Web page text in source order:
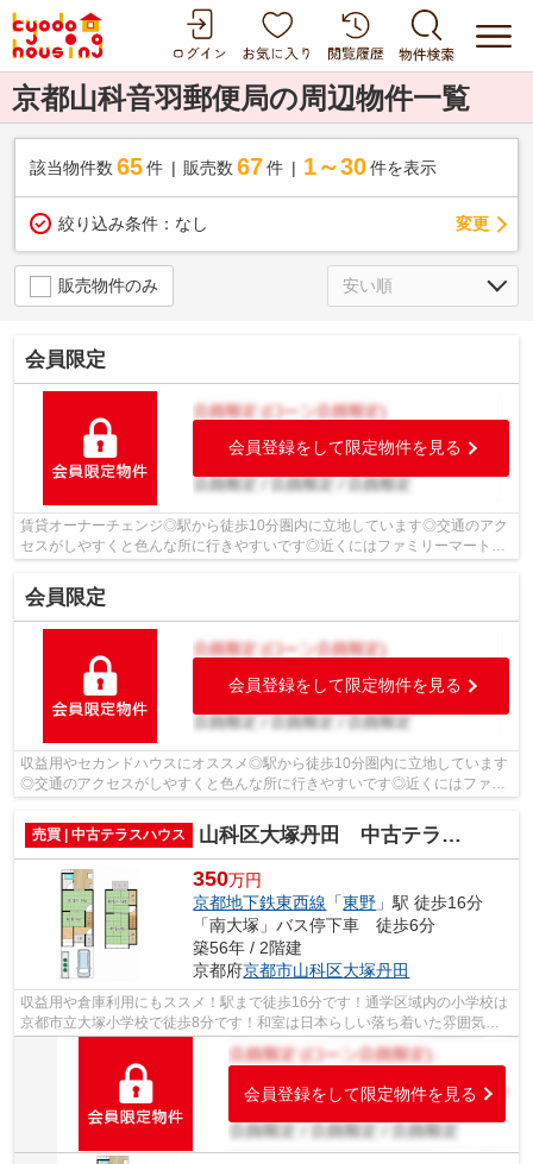
京都山科音羽郵便局の周辺物件一覧
該当物件数 65件 販売数 67 件 1～30 件を表示
絞り込み条件： なし 変更
販売物件のみ
会員限定
会員登録をして限定物件を見る
賃貸オーナーチェンジ◎駅から徒歩10分圏内に立地しています◎交通のアク
セスがしやすくと色んな所に行きやすいです◎近くにはファミリーマート京
都東インター店(徒歩3分)がありちょっと...
会員限定
会員登録をして限定物件を見る
収益用やセカンドハウスにオススメ◎駅から徒歩10分圏内に立地しています
◎交通のアクセスがしやすくと色んな所に行きやすいです◎近くにはファミ
リーマート京都東インター店(徒歩3分)が...
売買 | 中古テラスハウス
山科区大塚丹田 中古テラスハウス
350万円
京都地下鉄東西線 「東野 」駅 徒歩16分
「南大塚」バス停下車 徒歩6分
築56年 / 2階建
京都府京都市山科区大塚丹田
収益用や倉庫利用にもススメ！駅まで徒歩16分です！通学区域内の小学校は
京都市立大塚小学校で徒歩8分です！和室は日本らしい落ち着いた雰囲気を
感じることができます！落ち着きのある...
会員登録をして限定物件を見る